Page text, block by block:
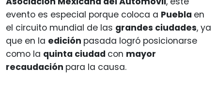
evento es especial porque coloca a Puebla en
el circuito mundial de las grandes ciudades, ya
que en la edición pasada logró posicionarse
como la quinta ciudad con mayor
recaudación para la causa.